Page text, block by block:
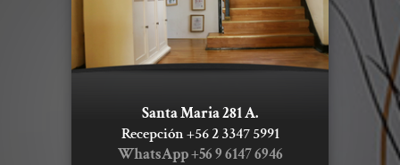
Santa Maria 281 A.
Recepción +56 2 3347 5991
WhatsApp +56 96147 6946